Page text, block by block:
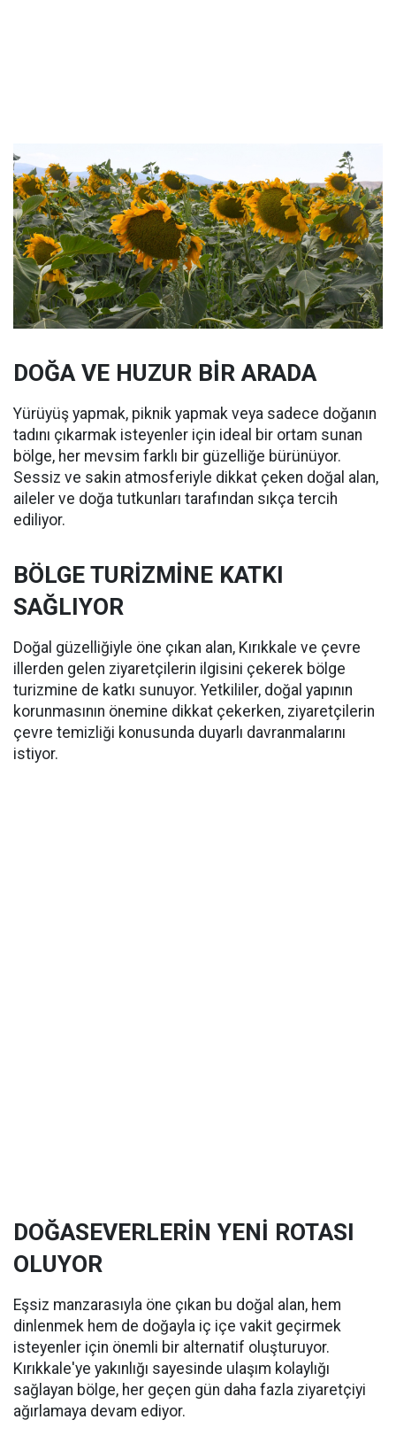
DOĞA VE HUZUR BİR ARADA
Yürüyüş yapmak, piknik yapmak veya sadece doğanın
tadını çıkarmak isteyenler için ideal bir ortam sunan
bölge, her mevsim farklı bir güzelliğe bürünüyor.
Sessiz ve sakin atmosferiyle dikkat çeken doğal alan,
aileler ve doğa tutkunları tarafından sıkça tercih
ediliyor.
BÖLGE TURİZMİNE KATKI
SAĞLIYOR
Doğal güzelliğiyle öne çıkan alan, Kırıkkale ve çevre
illerden gelen ziyaretçilerin ilgisini çekerek bölge
turizmine de katkı sunuyor. Yetkililer, doğal yapının
korunmasının önemine dikkat çekerken, ziyaretçilerin
çevre temizliği konusunda duyarlı davranmalarını
istiyor.
DOĞASEVERLERİN YENİ ROTASI
OLUYOR
Eşsiz manzarasıyla öne çıkan bu doğal alan, hem
dinlenmek hem de doğayla iç içe vakit geçirmek
isteyenler için önemli bir alternatif oluşturuyor.
Kırıkkale'ye yakınlığı sayesinde ulaşım kolaylığı
sağlayan bölge, her geçen gün daha fazla ziyaretçiyi
ağırlamaya devam ediyor.